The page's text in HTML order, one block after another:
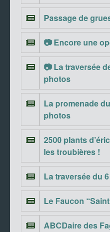
Passage de
📷 Encore une
📷 La traversée
photos
La promenade
photos
2500 plants
les troubières !
La traversée du
Le Faucon
ABCDaire des